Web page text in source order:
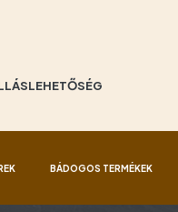
BÁDOGOS TERMÉKEK